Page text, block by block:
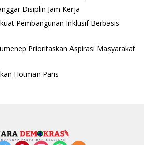
Disiplin Jam Kerja
Pembangunan Inklusif Berbasis
Prioritaskan Aspirasi Masyarakat
Hotman Paris